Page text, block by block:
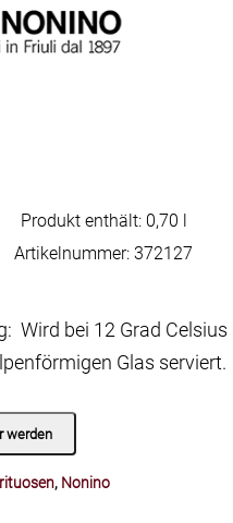
Produkt enthält: 0,70
Artikelnummer: 372127
Wird bei 12 Grad Celsius
Glas serviert.
werden
, Nonino